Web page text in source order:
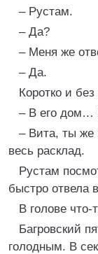
– Рустам.
– Да?
– Меня же
– Да.
Коротко и
– В его дом…
– Вита, ты же
весь расклад.
Рустам
быстро отвела
В голове что-
Багровский
голодным. В